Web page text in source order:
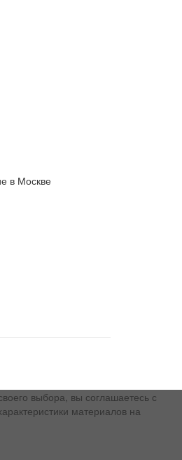
в Москве
выбора, вы соглашаетесь с
материалов на